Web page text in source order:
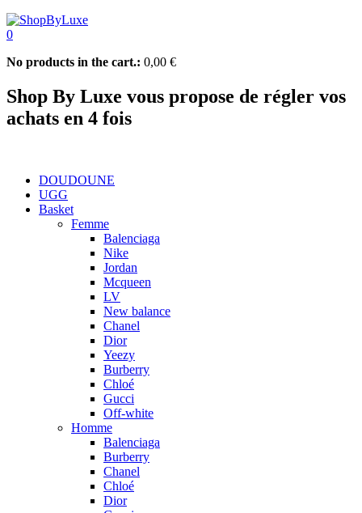
0
No products in the cart.: 0,00 €
Shop By Luxe vous propose de régler vos
achats en 4 fois
DOUDOUNE
UGG
Basket
Femme
Balenciaga
Nike
Jordan
Mcqueen
LV
New balance
Chanel
Dior
Yeezy
Burberry
Chloé
Gucci
Off-white
Homme
Balenciaga
Burberry
Chanel
Chloé
Dior